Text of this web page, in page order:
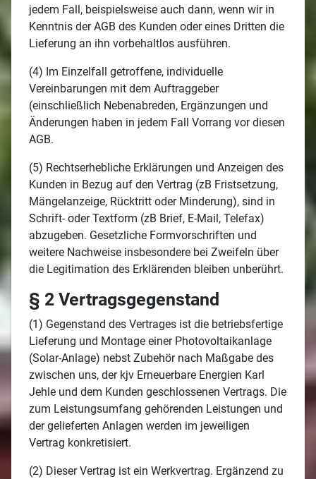
jedem Fall, beispielsweise auch dann, wenn wir in
Kenntnis der AGB des Kunden oder eines Dritten die
Lieferung an ihn vorbehaltlos ausführen.
(4) Im Einzelfall getroffene, individuelle
Vereinbarungen mit dem Auftraggeber
(einschließlich Nebenabreden, Ergänzungen und
Änderungen haben in jedem Fall Vorrang vor diesen
AGB.
(5) Rechtserhebliche Erklärungen und Anzeigen des
Kunden in Bezug auf den Vertrag (zB Fristsetzung,
Mängelanzeige, Rücktritt oder Minderung), sind in
Schrift- oder Textform (zB Brief, E-Mail, Telefax)
abzugeben. Gesetzliche Formvorschriften und
weitere Nachweise insbesondere bei Zweifeln über
die Legitimation des Erklärenden bleiben unberührt.
§ 2 Vertragsgegenstand
(1) Gegenstand des Vertrages ist die betriebsfertige
Lieferung und Montage einer Photovoltaikanlage
(Solar-Anlage) nebst Zubehör nach Maßgabe des
zwischen uns, der kjv Erneuerbare Energien Karl
Jehle und dem Kunden geschlossenen Vertrags. Die
zum Leistungsumfang gehörenden Leistungen und
der gelieferten Anlagen werden im jeweiligen
Vertrag konkretisiert.
(2) Dieser Vertrag ist ein Werkvertrag. Ergänzend zu